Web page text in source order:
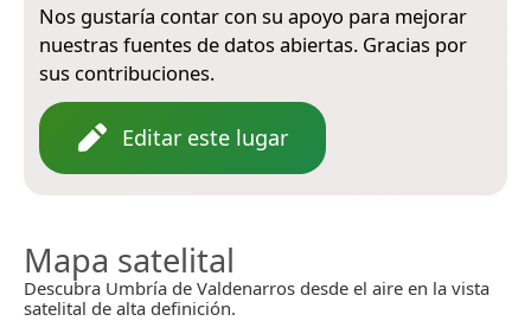
Nos gustaría contar con su apoyo para mejorar
nuestras fuentes de datos abiertas. Gracias por
sus contribuciones.
Editar este lugar
Mapa satelital
Descubra Umbría de Valdenarros desde el aire en la vista
satelital de alta definición.